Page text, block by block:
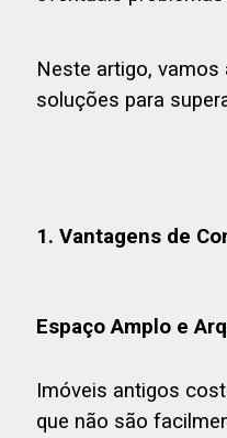
Neste artigo,
soluções para
1. Vantagens de
Espaço Amplo e
Imóveis antigos
que não são